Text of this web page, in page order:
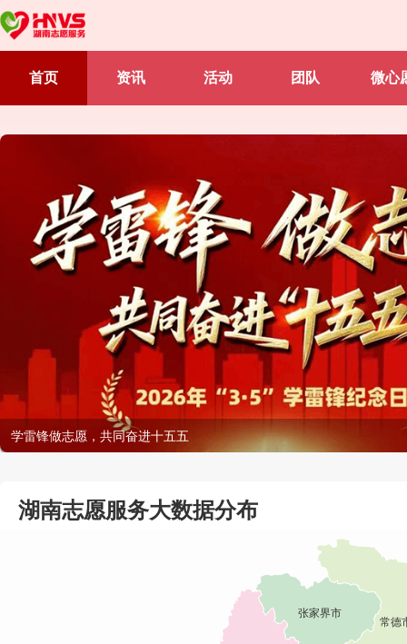
首页 资讯 活动 团队 微心
学雷锋做志愿，共同奋进十五五
湖南志愿服务大数据分布